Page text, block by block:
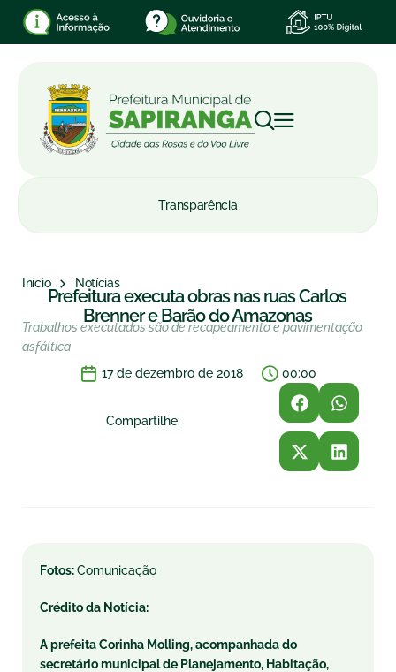
Transparência
Início Notícias
Prefeitura executa obras nas ruas Carlos
Brenner e Barão do Amazonas
Trabalhos executados são de recapeamento e pavimentação
asfáltica
17 de dezembro de 2018
00:00
Compartilhe:
Fotos:Comunicação
Crédito da Notícia:
A prefeita Corinha Molling, acompanhada do
secretário municipal de Planejamento, Habitação,